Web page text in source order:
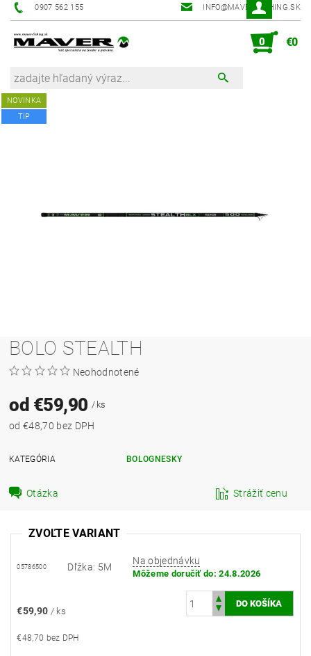
0907 562 155 INFO@MAVER-FISHING.SK
0 €0
NOVINKA
TIP
BOLO STEALTH
Neohodnotené
od €59,90/ ks
od €48,70 bez DPH
KATEGÓRIA BOLOGNESKY
Otázka Strážiť cenu
ZVOĽTE VARIANT
05786500 Dľžka: 5M
Na objednávku
Môžeme doručiť do: 24.8.2026
€59,90 / ks
€48,70 bez DPH